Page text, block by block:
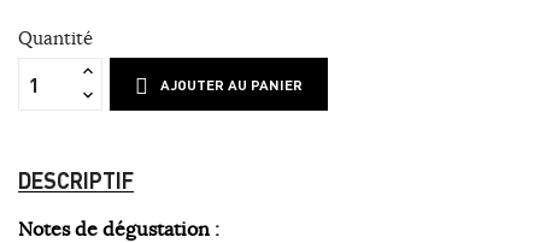
Quantité
AJOUTER AU PANIER
DESCRIPTIF
Notes de dégustation :